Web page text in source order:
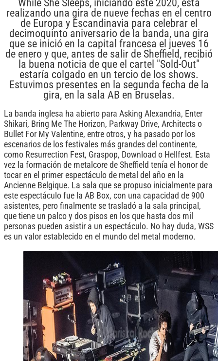
While She Sleeps, iniciando este 2020, está
realizando una gira de nueve fechas en el centro
de Europa y Escandinavia para celebrar el
decimoquinto aniversario de la banda, una gira
que se inició en la capital francesa el jueves 16
de enero y que, antes de salir de Sheffield, recibió
la buena noticia de que el cartel "Sold-Out"
estaría colgado en un tercio de los shows.
Estuvimos presentes en la segunda fecha de la
gira, en la sala AB en Bruselas.
La banda inglesa ha abierto para Asking Alexandria, Enter
Shikari, Bring Me The Horizon, Parkway Drive, Architects o
Bullet For My Valentine, entre otros, y ha pasado por los
escenarios de los festivales más grandes del continente,
como Resurrection Fest, Graspop, Download o Hellfest. Esta
vez la formación de metalcore de Sheffield tenía el honor de
tocar en el primer espectáculo de metal del año en la
Ancienne Belgique. La sala que se propuso inicialmente para
este espectáculo fue la AB Box, con una capacidad de 900
asistentes, pero finalmente se trasladó a la sala principal,
que tiene un palco y dos pisos en los que hasta dos mil
personas pueden asistir a un espectáculo. No hay duda, WSS
es un valor establecido en el mundo del metal moderno.